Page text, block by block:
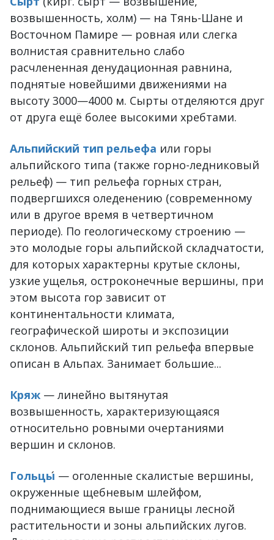
возвышенность, холм) — на Тянь-Шане и
Восточном Памире — ровная или слегка
волнистая сравнительно слабо
расчлененная денудационная равнина,
поднятые новейшими движениями на
высоту 3000—4000 м. Сырты отделяются друг
от друга ещё более высокими хребтами.
Альпийский тип рельефа или горы
альпийского типа (также горно-ледниковый
рельеф) — тип рельефа горных стран,
подвергшихся оледенению (современному
или в другое время в четвертичном
периоде). По геологическому строению —
это молодые горы альпийской складчатости,
для которых характерны крутые склоны,
узкие ущелья, остроконечные вершины, при
этом высота гор зависит от
континентальности климата,
географической широты и экспозиции
склонов. Альпийский тип рельефа впервые
описан в Альпах. Занимает большие...
Кряж — линейно вытянутая
возвышенность, характеризующаяся
относительно ровными очертаниями
вершин и склонов.
Гольцы ́ — оголенные скалистые вершины,
окруженные щебневым шлейфом,
поднимающиеся выше границы лесной
растительности и зоны альпийских лугов.